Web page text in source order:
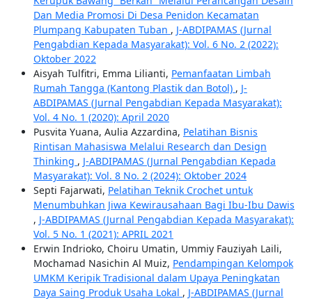
Dan Media Promosi Di Desa Penidon Kecamatan
Plumpang Kabupaten Tuban , J-ABDIPAMAS (Jurnal
Pengabdian Kepada Masyarakat): Vol. 6 No. 2 (2022):
Oktober 2022
Aisyah Tulfitri, Emma Lilianti, Pemanfaatan Limbah
Rumah Tangga (Kantong Plastik dan Botol) , J-
ABDIPAMAS (Jurnal Pengabdian Kepada Masyarakat):
Vol. 4 No. 1 (2020): April 2020
Pusvita Yuana, Aulia Azzardina, Pelatihan Bisnis
Rintisan Mahasiswa Melalui Research dan Design
Thinking , J-ABDIPAMAS (Jurnal Pengabdian Kepada
Masyarakat): Vol. 8 No. 2 (2024): Oktober 2024
Septi Fajarwati, Pelatihan Teknik Crochet untuk
Menumbuhkan Jiwa Kewirausahaan Bagi Ibu-Ibu Dawis
, J-ABDIPAMAS (Jurnal Pengabdian Kepada Masyarakat):
Vol. 5 No. 1 (2021): APRIL 2021
Erwin Indrioko, Choiru Umatin, Ummiy Fauziyah Laili,
Mochamad Nasichin Al Muiz, Pendampingan Kelompok
UMKM Keripik Tradisional dalam Upaya Peningkatan
Daya Saing Produk Usaha Lokal , J-ABDIPAMAS (Jurnal